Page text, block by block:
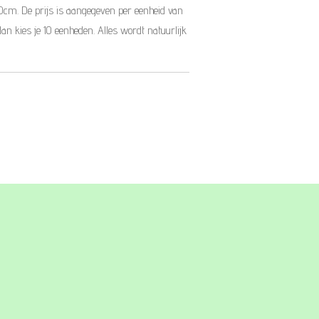
De prijs is aangegeven per eenheid van
kies je 10 eenheden. Alles wordt natuurlijk